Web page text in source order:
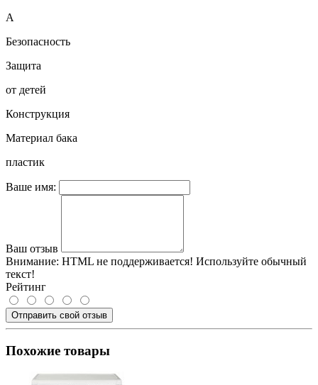
A
Безопасность
Защита
от детей
Конструкция
Материал бака
пластик
Ваше имя:
Ваш отзыв
Внимание: HTML не поддерживается! Используйте обычный
текст!
Рейтинг
Отправить свой отзыв
Похожие товары